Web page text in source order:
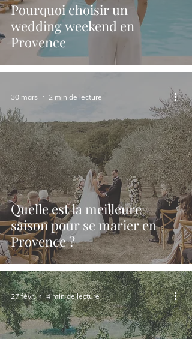
Pourquoi choisir un
wedding weekend en
Provence
Quelle est la meilleure
saison pour se marier en
Provence ?
30 mars 2 min de lecture
27 févr. 4 min de lecture